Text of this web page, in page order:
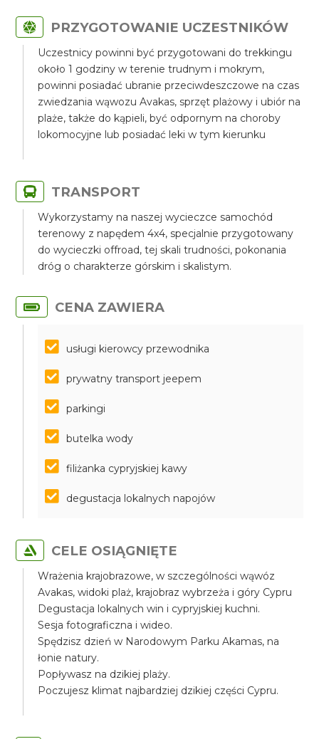
PRZYGOTOWANIE UCZESTNIKÓW
Uczestnicy powinni być przygotowani do trekkingu
około 1 godziny w terenie trudnym i mokrym,
powinni posiadać ubranie przeciwdeszczowe na czas
zwiedzania wąwozu Avakas, sprzęt plażowy i ubiór na
plaże, także do kąpieli, być odpornym na choroby
lokomocyjne lub posiadać leki w tym kierunku
TRANSPORT
Wykorzystamy na naszej wycieczce samochód
terenowy z napędem 4x4, specjalnie przygotowany
do wycieczki offroad, tej skali trudności, pokonania
dróg o charakterze górskim i skalistym.
CENA ZAWIERA
usługi kierowcy przewodnika
prywatny transport jeepem
parkingi
butelka wody
filiżanka cypryjskiej kawy
degustacja lokalnych napojów
CELE OSIĄGNIĘTE
Wrażenia krajobrazowe, w szczególności wąwóz
Avakas, widoki plaż, krajobraz wybrzeża i góry Cypru
Degustacja lokalnych win i cypryjskiej kuchni.
Sesja fotograficzna i wideo.
Spędzisz dzień w Narodowym Parku Akamas, na
łonie natury.
Popływasz na dzikiej plaży.
Poczujesz klimat najbardziej dzikiej części Cypru.